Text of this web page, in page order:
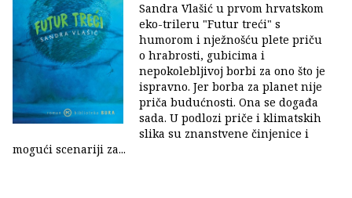
Sandra Vlašić u prvom hrvatskom
eko-trileru "Futur treći" s
humorom i nježnošću plete priču
o hrabrosti, gubicima i
nepokolebljivoj borbi za ono što je
ispravno. Jer borba za planet nije
priča budućnosti. Ona se događa
sada. U podlozi priče i klimatskih
slika su znanstvene činjenice i
mogući scenariji za...